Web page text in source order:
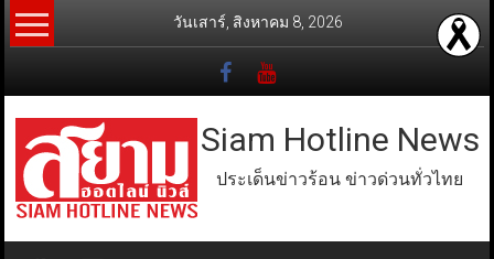
Skip
to
วันเสาร์, สิงหาคม 8, 2026
Siam Hotline News
ประเด็นข่าวร้อน ข่าวด่วนทั่วไทย